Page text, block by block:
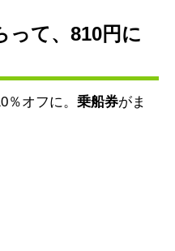
って、810円に
オフに。 乗船券がま